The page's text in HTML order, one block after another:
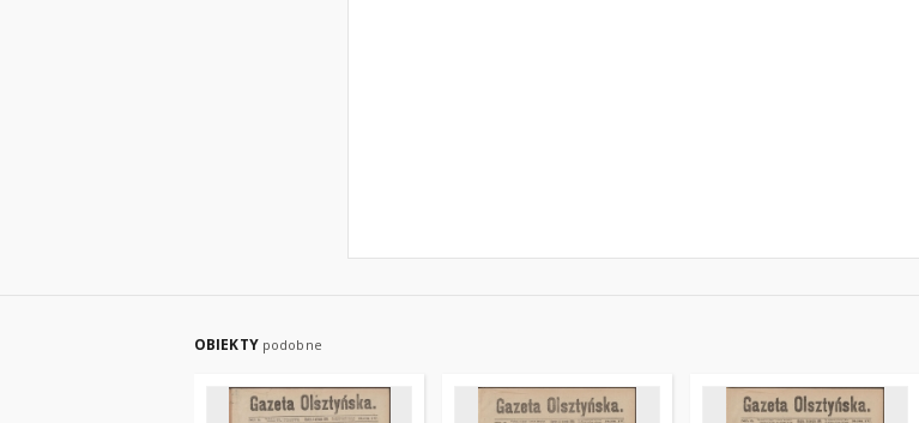
OBIEKTY podobne